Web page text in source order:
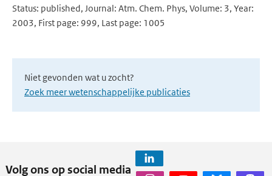
Status: published, Journal: Atm. Chem. Phys, Volume: 3, Year:
2003, First page: 999, Last page: 1005
Niet gevonden wat u zocht?
Zoek meer wetenschappelijke publicaties
Volg ons op social media